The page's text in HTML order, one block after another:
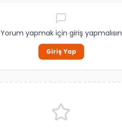
Yorum yapmak için giriş yapmalısın
Giriş Yap